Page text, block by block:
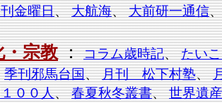
金曜日、大航海、大前研一通信
・宗教： コラム歳時記、たい
季刊邪馬台国、月刊 松下村塾、
００人、春夏秋冬叢書、世界遺